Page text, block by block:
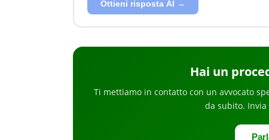
Ottieni risposta AI →
Hai un
Ti mettiamo in contatto con un avvocato
da subito.